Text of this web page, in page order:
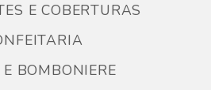
E COBERTURAS
E BOMBONIERE